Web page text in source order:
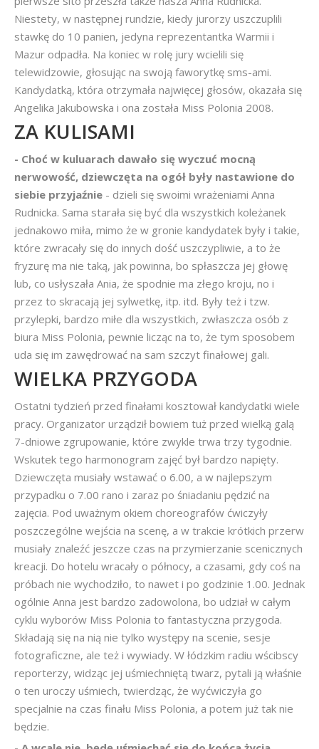
Niestety, w następnej rundzie, kiedy jurorzy uszczuplili
stawkę do 10 panien, jedyna reprezentantka Warmii i
Mazur odpadła. Na koniec w rolę jury wcielili się
telewidzowie, głosując na swoją faworytkę sms-ami.
Kandydatką, która otrzymała najwięcej głosów, okazała się
Angelika Jakubowska i ona została Miss Polonia 2008.
ZA KULISAMI
- Choć w kuluarach dawało się wyczuć mocną
nerwowość, dziewczęta na ogół były nastawione do
siebie przyjaźnie - dzieli się swoimi wrażeniami Anna
Rudnicka. Sama starała się być dla wszystkich koleżanek
jednakowo miła, mimo że w gronie kandydatek były i takie,
które zwracały się do innych dość uszczypliwie, a to że
fryzurę ma nie taką, jak powinna, bo spłaszcza jej głowę
lub, co usłyszała Ania, że spodnie ma złego kroju, no i
przez to skracają jej sylwetkę, itp. itd. Były też i tzw.
przylepki, bardzo miłe dla wszystkich, zwłaszcza osób z
biura Miss Polonia, pewnie licząc na to, że tym sposobem
uda się im zawędrować na sam szczyt finałowej gali.
WIELKA PRZYGODA
Ostatni tydzień przed finałami kosztował kandydatki wiele
pracy. Organizator urządził bowiem tuż przed wielką galą
7-dniowe zgrupowanie, które zwykle trwa trzy tygodnie.
Wskutek tego harmonogram zajęć był bardzo napięty.
Dziewczęta musiały wstawać o 6.00, a w najlepszym
przypadku o 7.00 rano i zaraz po śniadaniu pędzić na
zajęcia. Pod uważnym okiem choreografów ćwiczyły
poszczególne wejścia na scenę, a w trakcie krótkich przerw
musiały znaleźć jeszcze czas na przymierzanie scenicznych
kreacji. Do hotelu wracały o północy, a czasami, gdy coś na
próbach nie wychodziło, to nawet i po godzinie 1.00. Jednak
ogólnie Anna jest bardzo zadowolona, bo udział w całym
cyklu wyborów Miss Polonia to fantastyczna przygoda.
Składają się na nią nie tylko występy na scenie, sesje
fotograficzne, ale też i wywiady. W łódzkim radiu wścibscy
reporterzy, widząc jej uśmiechniętą twarz, pytali ją właśnie
o ten uroczy uśmiech, twierdząc, że wyćwiczyła go
specjalnie na czas finału Miss Polonia, a potem już tak nie
będzie.